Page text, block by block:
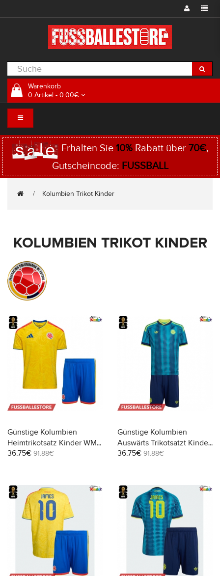
Warenkorb
0 Artikel - 0.00€
Erhalten Sie 10%Rabatt über 70€,
Gutscheincode: FUSSBALL
Kolumbien Trikot Kinder
KOLUMBIEN TRIKOT KINDER
Günstige Kolumbien
Heimtrikotsatz Kinder WM
2026 Kurzarm (+ Kurze
36.75€ 91.88€
Günstige Kolumbien
Auswärts Trikotsatzt Kinder
WM 2026 Kurzarm (+ Kurze
36.75€ 91.88€